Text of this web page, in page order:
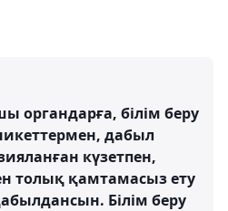
органдарға, білім беру
дабыл
күзетпен,
толық қамтамасыз ету
Білім беру